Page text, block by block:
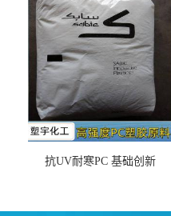
之忧
抗UV耐寒PC 基础创新